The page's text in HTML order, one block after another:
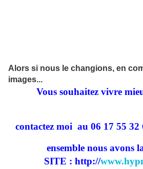
Alors si nous le changions, en
images...
Vous souhaitez vivre
contactez moi au 06 17 55
ensemble nous avons
SITE : http://